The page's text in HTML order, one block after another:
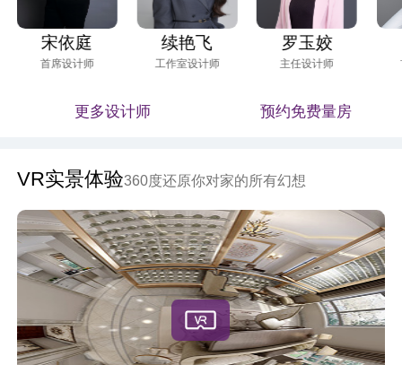
宋依庭
首席设计师
续艳飞
工作室设计师
罗玉姣
主任设计师
更多设计师 预约免费量房
VR实景体验360度还原你对家的所有幻想